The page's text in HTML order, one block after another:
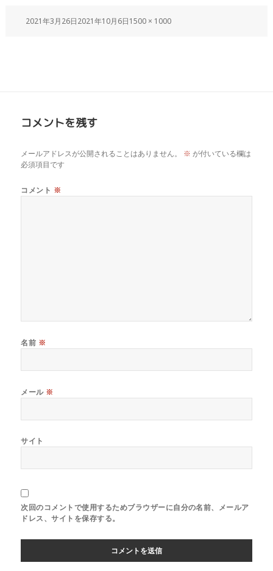
2021年3月26日2021年10月6日1500 × 1000
コメントを残す
メールアドレスが公開されることはありません。 ※ が付いている欄は
必須項目です
コメント ※
名前 ※
メール ※
サイト
次回のコメントで使用するためブラウザーに自分の名前、メールア
ドレス、サイトを保存する。